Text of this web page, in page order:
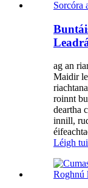
ag an
Maidir
roinnt
deartha
innill,
Léigh